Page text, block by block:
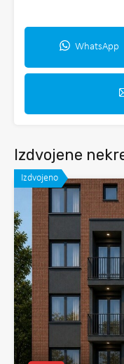
WhatsApp
Izdvojene
Izdvojeno